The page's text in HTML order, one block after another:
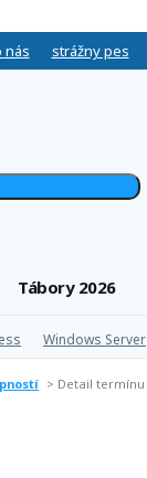
nás strážny pes
Tábory 2026
Windows Server
> Detail termínu